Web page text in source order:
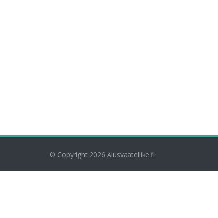
© Copyright 2026 Alusvaateliike.fi